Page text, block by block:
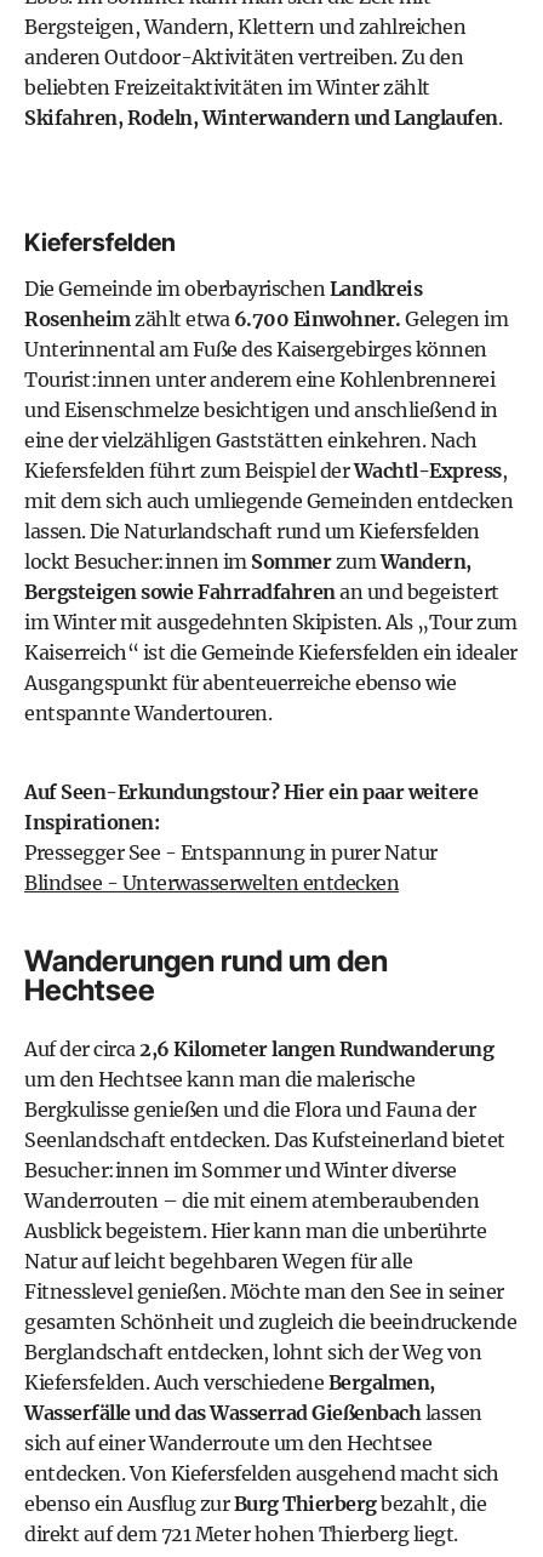
Bergsteigen, Wandern, Klettern und zahlreichen
anderen Outdoor-Aktivitäten vertreiben. Zu den
beliebten Freizeitaktivitäten im Winter zählt
Skifahren, Rodeln, Winterwandern und Langlaufen.
Kiefersfelden
Die Gemeinde im oberbayrischenLandkreis
Rosenheimzählt etwa 6.700 Einwohner. Gelegen im
Unterinnental am Fuße des Kaisergebirges können
Tourist:innen unter anderem eine Kohlenbrennerei
und Eisenschmelze besichtigen und anschließend in
eine der vielzähligen Gaststätten einkehren. Nach
Kiefersfelden führt zum Beispiel derWachtl-Express,
mit dem sich auch umliegende Gemeinden entdecken
lassen. Die Naturlandschaft rund um Kiefersfelden
lockt Besucher:innen im SommerzumWandern,
Bergsteigen sowie Fahrradfahrenan und begeistert
im Winter mit ausgedehnten Skipisten. Als „Tour zum
Kaiserreich“ ist die Gemeinde Kiefersfeldenein idealer
Ausgangspunkt für abenteuerreiche ebenso wie
entspannte Wandertouren.
Auf Seen-Erkundungstour? Hier ein paar weitere
Inspirationen:
Pressegger See - Entspannung in purer Natur
Blindsee - Unterwasserwelten entdecken
Wanderungen rund um den
Hechtsee
Auf der circa2,6 Kilometer langen Rundwanderung
um den Hechtsee kann man die malerische
Bergkulisse genießen und die Flora und Fauna der
Seenlandschaft entdecken. DasKufsteinerland bietet
Besucher:innen im Sommer und Winter diverse
Wanderrouten – die mit einem atemberaubenden
Ausblick begeistern. Hier kann man die unberührte
Natur auf leicht begehbaren Wegen für alle
Fitnesslevel genießen. Möchte man den See in seiner
gesamten Schönheit und zugleich die beeindruckende
Berglandschaft entdecken, lohnt sich der Weg von
Kiefersfelden. Auch verschiedene Bergalmen,
Wasserfälle und das Wasserrad Gießenbachlassen
sich auf einer Wanderroute um den Hechtsee
entdecken. Von Kiefersfelden ausgehend macht sich
ebenso ein Ausflug zurBurg Thierbergbezahlt, die
direkt auf dem 721 Meter hohen Thierberg liegt.